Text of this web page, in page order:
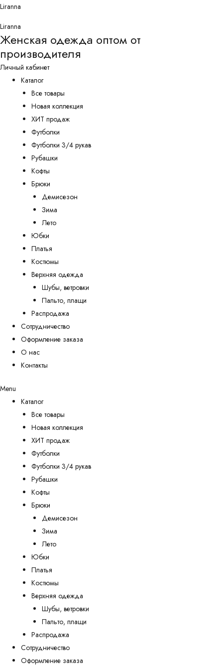
Перейти
содержимому
Liranna
Liranna
Женская одежда оптом от
производителя
Личный кабинет
Каталог
Все товары
Новая коллекция
ХИТ продаж
Футболки
Футболки 3/4 рукав
Рубашки
Кофты
Брюки
Демисезон
Зима
Лето
Юбки
Платья
Костюмы
Верхняя одежда
Шубы, ветровки
Пальто, плащи
Распродажа
Сотрудничество
Оформление заказа
О нас
Контакты
Menu
Каталог
Все товары
Новая коллекция
ХИТ продаж
Футболки
Футболки 3/4 рукав
Рубашки
Кофты
Брюки
Демисезон
Зима
Лето
Юбки
Платья
Костюмы
Верхняя одежда
Шубы, ветровки
Пальто, плащи
Распродажа
Сотрудничество
Оформление заказа